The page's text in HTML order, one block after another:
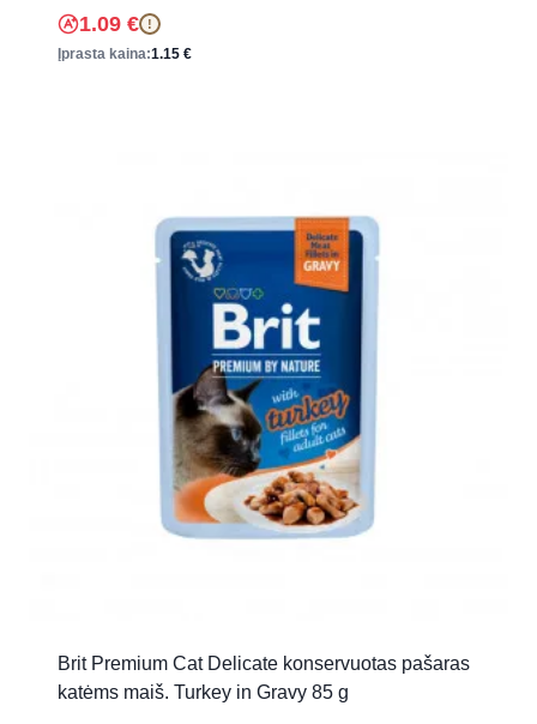
1.09 € !
Įprasta kaina:1.15 €
Brit Premium Cat Delicate konservuotas pašaras
katėms maiš. Turkey in Gravy 85 g